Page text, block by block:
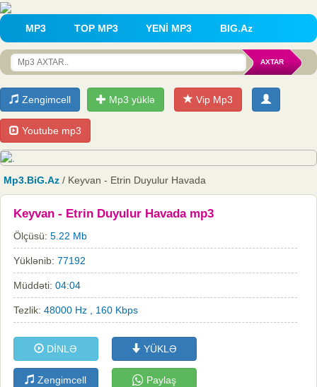
MP3 TOP MP3 YENİ MP3 BIG.Az
Zengimcell Mp3 yüklə Vip Mp3
Youtube mp3
Mp3.BiG.Az / Keyvan - Etrin Duyulur Havada
Keyvan - Etrin Duyulur Havada mp3
Ölçüsü: 5.22 Mb
Yüklənib: 77192
Müddəti: 04:04
Tezlik: 48000 Hz , 160 Kbps
DİNLƏ YÜKLƏ
Zengimcell Paylaş